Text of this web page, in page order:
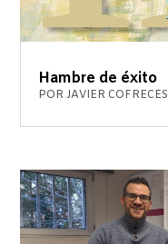
Hambre de éxito
PORJAVIER COFRECES